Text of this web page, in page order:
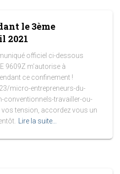
le 3ème
2021
officiel ci-dessous
9609Z m’autorise à
ce confinement !
micro-entrepreneurs-du-
conventionnels-travailler-ou-
tension, accordez vous un
Lire la suite…